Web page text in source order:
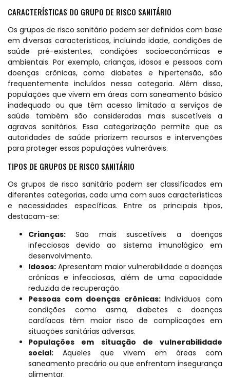
CARACTERÍSTICAS DO GRUPO DE RISCO SANITÁRIO
Os grupos de risco sanitário podem ser definidos com base
em diversas características, incluindo idade, condições de
saúde pré-existentes, condições socioeconômicas e
ambientais. Por exemplo, crianças, idosos e pessoas com
doenças crônicas, como diabetes e hipertensão, são
frequentemente incluídos nessa categoria. Além disso,
populações que vivem em áreas com saneamento básico
inadequado ou que têm acesso limitado a serviços de
saúde também são consideradas mais suscetíveis a
agravos sanitários. Essa categorização permite que as
autoridades de saúde priorizem recursos e intervenções
para proteger essas populações vulneráveis.
TIPOS DE GRUPOS DE RISCO SANITÁRIO
Os grupos de risco sanitário podem ser classificados em
diferentes categorias, cada uma com suas características
e necessidades específicas. Entre os principais tipos,
destacam-se:
Crianças: São mais suscetíveis a doenças
infecciosas devido ao sistema imunológico em
desenvolvimento.
Idosos: Apresentam maior vulnerabilidade a doenças
crônicas e infecciosas, além de uma capacidade
reduzida de recuperação.
Pessoas com doenças crônicas:Indivíduos com
condições como asma, diabetes e doenças
cardíacas têm maior risco de complicações em
situações sanitárias adversas.
Populações em situação de vulnerabilidade
social: Aqueles que vivem em áreas com
saneamento precário ou que enfrentam insegurança
alimentar.